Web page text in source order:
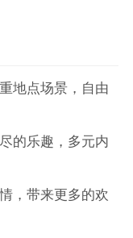
地点场景，自由
的乐趣，多元内
，带来更多的欢